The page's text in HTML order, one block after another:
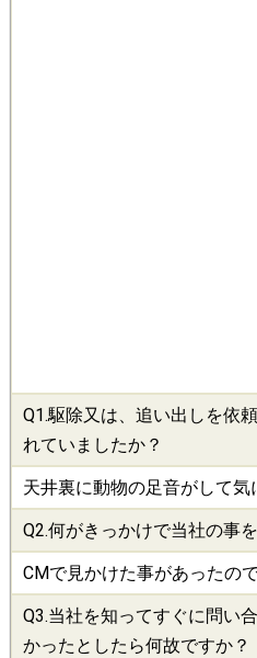
Q1.駆除又は、追い出しを依
れていましたか？
天井裏に動物の足音がして気
Q2.何がきっかけで当社の事
CMで見かけた事があったの
Q3.当社を知ってすぐに問い
かったとしたら何故ですか？